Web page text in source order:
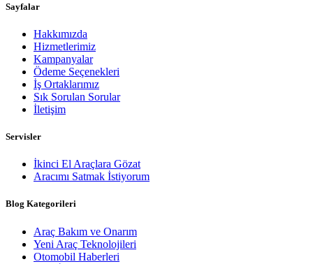
Sayfalar
Hakkımızda
Hizmetlerimiz
Kampanyalar
Ödeme Seçenekleri
İş Ortaklarımız
Sık Sorulan Sorular
İletişim
Servisler
İkinci El Araçlara Gözat
Aracımı Satmak İstiyorum
Blog Kategorileri
Araç Bakım ve Onarım
Yeni Araç Teknolojileri
Otomobil Haberleri